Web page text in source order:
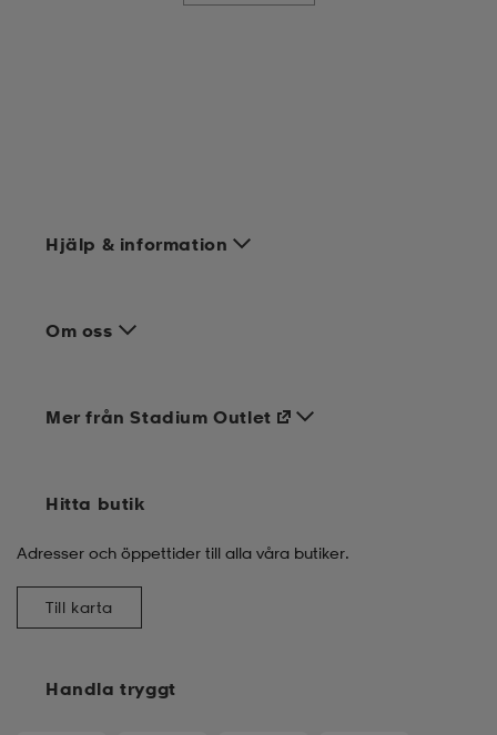
Hjälp & information
Om oss
Handla tryggt
Mer från Stadium Outlet
Hitta butik
Adresser och öppettider till alla våra butiker.
Till karta